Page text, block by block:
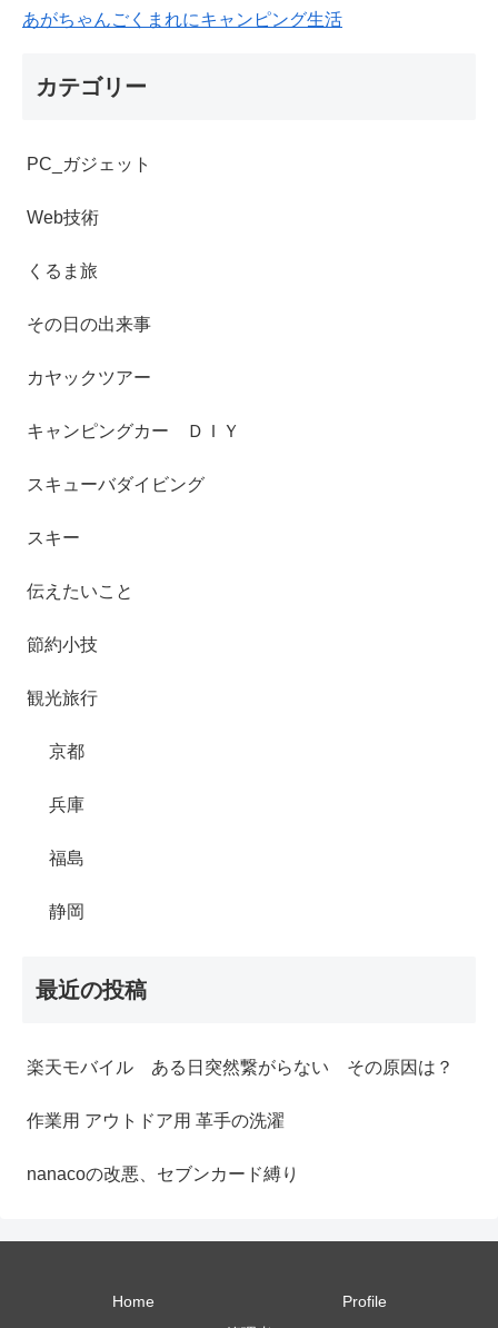
あがちゃんごくまれにキャンピング生活
カテゴリー
PC_ガジェット
Web技術
くるま旅
その日の出来事
カヤックツアー
キャンピングカー ＤＩＹ
スキューバダイビング
スキー
伝えたいこと
節約小技
観光旅行
京都
兵庫
福島
静岡
最近の投稿
楽天モバイル ある日突然繋がらない その原因は？
作業用 アウトドア用 革手の洗濯
nanacoの改悪、セブンカード縛り
Home
Profile